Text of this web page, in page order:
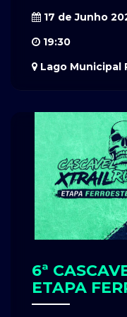
17 de Junho
19:30
Lago Municipal
6ª
ETAPA